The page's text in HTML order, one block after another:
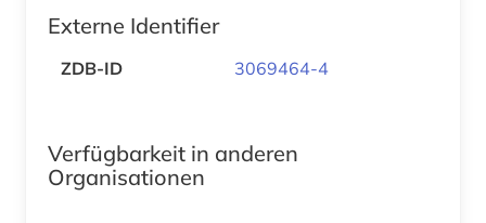
Externe Identifier
ZDB-ID 3069464-4
Verfügbarkeit in anderen
Organisationen